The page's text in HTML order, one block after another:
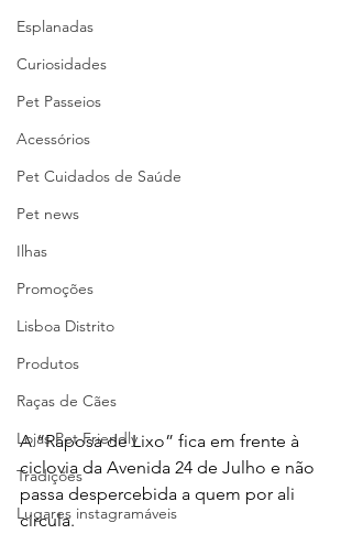
Esplanadas
Curiosidades
Pet Passeios
Acessórios
Pet Cuidados de Saúde
Pet news
Ilhas
Promoções
Lisboa Distrito
Produtos
Raças de Cães
Lojas Pet Friendly
Tradições
Lugares instagramáveis
A “Raposa de Lixo” fica em frente à
ciclovia da Avenida 24 de Julho e não
passa despercebida a quem por ali
circula.